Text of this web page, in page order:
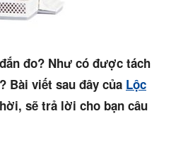
đo? Như có được tách
Bài viết sau đây của Lộc
sẽ trả lời cho bạn câu